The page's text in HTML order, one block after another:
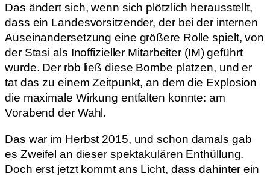
Das ändert sich, wenn sich plötzlich herausstellt,
dass ein Landesvorsitzender, der bei der internen
Auseinandersetzung eine größere Rolle spielt, von
der Stasi als Inoffizieller Mitarbeiter (IM) geführt
wurde. Der rbb ließ diese Bombe platzen, und er
tat das zu einem Zeitpunkt, an dem die Explosion
die maximale Wirkung entfalten konnte: am
Vorabend der Wahl.
Das war im Herbst 2015, und schon damals gab
es Zweifel an dieser spektakulären Enthüllung.
Doch erst jetzt kommt ans Licht, dass dahinter ein